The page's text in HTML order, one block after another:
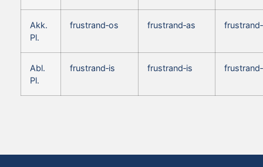
Akk.
Pl.
frustrand‑os frustrand‑as
Abl.
Pl.
frustrand‑is frustrand‑is